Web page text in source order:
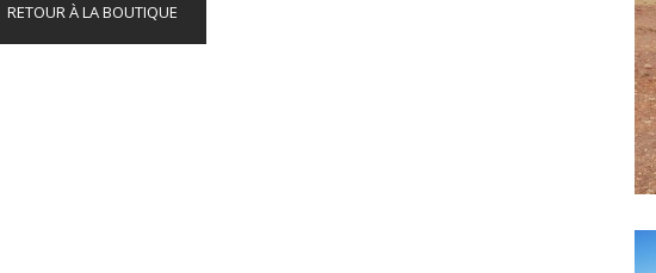
RETOUR À LA BOUTIQUE